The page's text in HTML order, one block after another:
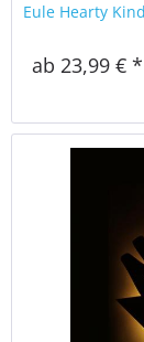
Eule Hearty
ab 23,99 € *